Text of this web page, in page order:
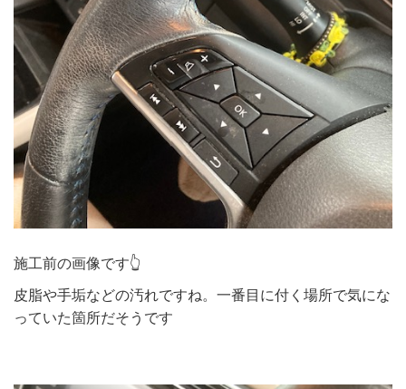
施工前の画像です👆
皮脂や手垢などの汚れですね。一番目に付く場所で気にな
っていた箇所だそうです